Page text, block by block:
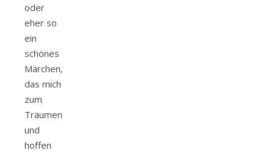
oder
eher so
ein
schönes
Märchen,
das mich
zum
Träumen
und
hoffen